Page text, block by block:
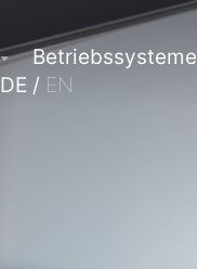
Betriebssysteme
DE / EN